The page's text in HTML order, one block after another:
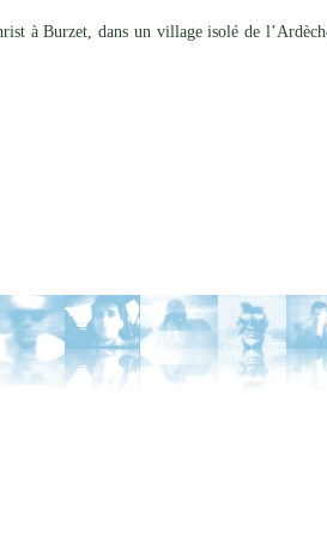
à Burzet, dans un village isolé de